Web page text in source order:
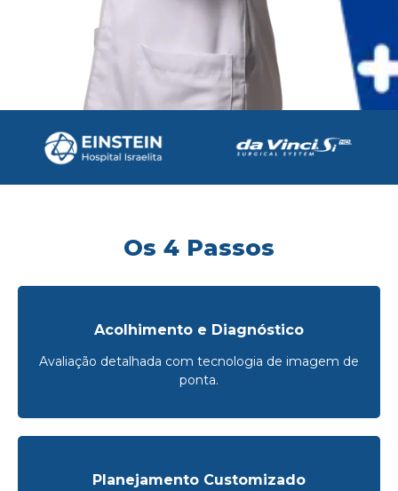
Os 4 Passos
Acolhimento e Diagnóstico
Avaliação detalhada com tecnologia de imagem de
ponta.
Planejamento Customizado